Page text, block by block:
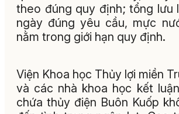
theo đúng quy định; tổng lưu
ngày đúng yêu cầu, mực
nằm trong giới hạn quy định.
Viện Khoa học Thủy lợi miền
và các nhà khoa học kết
chứa thủy điện Buôn Kuốp